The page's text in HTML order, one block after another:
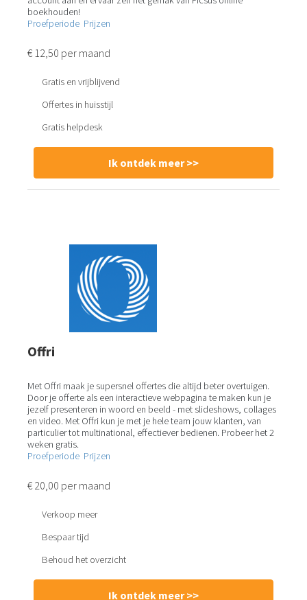
boekhouden!
Proefperiode Prijzen
€ 12,50 per maand
Gratis en vrijblijvend
Offertes in huisstijl
Gratis helpdesk
Ik ontdek meer >>
Offri
Met Offri maak je supersnel offertes die altijd beter overtuigen.
Door je offerte als een interactieve webpagina te maken kun je
jezelf presenteren in woord en beeld - met slideshows, collages
en video. Met Offri kun je met je hele team jouw klanten, van
particulier tot multinational, effectiever bedienen. Probeer het 2
weken gratis.
Proefperiode Prijzen
€ 20,00 per maand
Verkoop meer
Bespaar tijd
Behoud het overzicht
Ik ontdek meer >>